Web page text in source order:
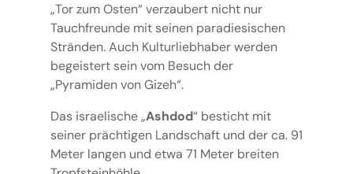
„Tor zum Osten“ verzaubert nicht nur
Tauchfreunde mit seinen paradiesischen
Stränden. Auch Kulturliebhaber werden
begeistert sein vom Besuch der
„Pyramiden von Gizeh“.
Das israelische „Ashdod“ besticht mit
seiner prächtigen Landschaft und der ca. 91
Meter langen und etwa 71 Meter breiten